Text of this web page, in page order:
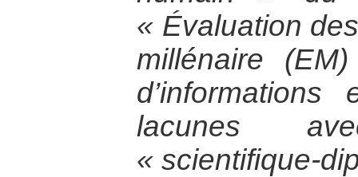
« Évaluation
millénaire
lacunes
« scientifique-